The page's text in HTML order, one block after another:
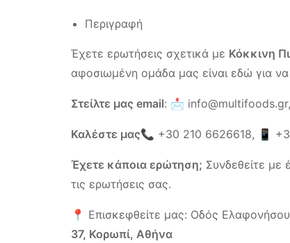
Περιγραφή
Έχετε ερωτήσεις σχετικά με Κόκκινη
αφοσιωμένη ομάδα μας είναι εδώ για
Στείλτε μας email: 📩 info@multifoods.gr,
Καλέστε μας📞 +30 210 6626618, 📱
Έχετε κάποια ερώτηση; Συνδεθείτε με
τις ερωτήσεις σας.
📍 Επισκεφθείτε μας: Οδός
37, Κορωπί, Αθήνα